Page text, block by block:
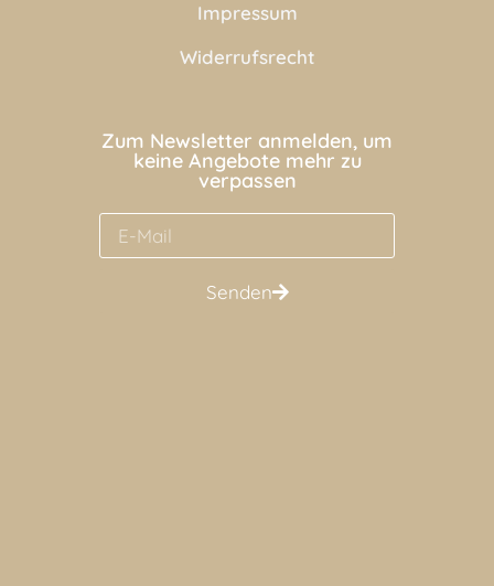
Impressum
Widerrufsrecht
Zum Newsletter anmelden, um
keine Angebote mehr zu
verpassen
Senden